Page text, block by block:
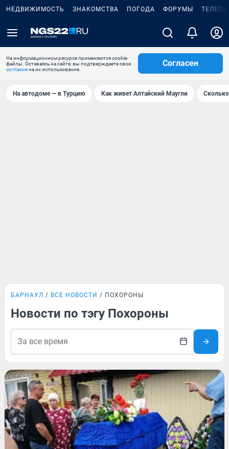
НЕДВИЖИМОСТЬ ЗНАКОМСТВА ПОГОДА ФОРУМЫ
На информационном ресурсе применяются cookie-
файлы. Оставаясь на сайте, вы подтверждаете свое
согласиена их использование.
Согласен
На автодоме — в Турцию Как живет Алтайский Маугли
БАРНАУЛ ВСЕ НОВОСТИ ПОХОРОНЫ
Новости по тэгу Похороны